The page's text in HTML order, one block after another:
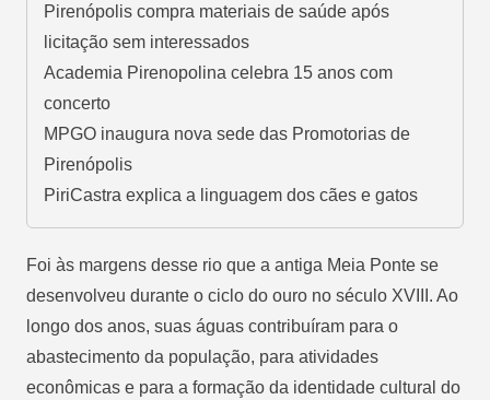
Pirenópolis compra materiais de saúde após
licitação sem interessados
Academia Pirenopolina celebra 15 anos com
concerto
MPGO inaugura nova sede das Promotorias de
Pirenópolis
PiriCastra explica a linguagem dos cães e gatos
Foi às margens desse rio que a antiga Meia Ponte se
desenvolveu durante o ciclo do ouro no século XVIII. Ao
longo dos anos, suas águas contribuíram para o
abastecimento da população, para atividades
econômicas e para a formação da identidade cultural do